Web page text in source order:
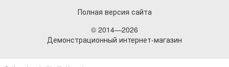
Полная версия сайта
© 2014—2026
Демонстрационный интернет-магазин